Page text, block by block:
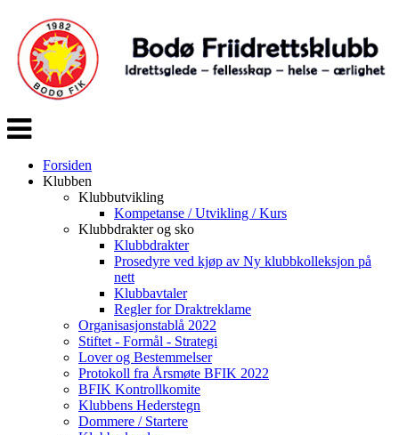
Veksle
navigasjon
Forsiden
Klubben
Klubbutvikling
Kompetanse / Utvikling / Kurs
Klubbdrakter og sko
Klubbdrakter
Prosedyre ved kjøp av Ny klubbkolleksjon på
nett
Klubbavtaler
Regler for Draktreklame
Organisasjonstablå 2022
Stiftet - Formål - Strategi
Lover og Bestemmelser
Protokoll fra Årsmøte BFIK 2022
BFIK Kontrollkomite
Klubbens Hederstegn
Dommere / Startere